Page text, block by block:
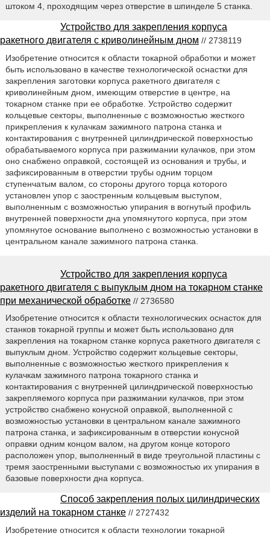
штоком 4, проходящим через отверстие в шпинделе 5 станка.
Устройство для закрепления корпуса
ракетного двигателя с криволинейным дном // 2738119
Изобретение относится к области токарной обработки и может
быть использовано в качестве технологической оснастки для
закрепления заготовки корпуса ракетного двигателя с
криволинейным дном, имеющим отверстие в центре, на
токарном станке при ее обработке. Устройство содержит
кольцевые секторы, выполненные с возможностью жесткого
прикрепления к кулачкам зажимного патрона станка и
контактирования с внутренней цилиндрической поверхностью
обрабатываемого корпуса при разжимании кулачков, при этом
оно снабжено оправкой, состоящей из основания и трубы, и
зафиксированным в отверстии трубы одним торцом
ступенчатым валом, со стороны другого торца которого
установлен упор с заостренным кольцевым выступом,
выполненным с возможностью упирания в вогнутый профиль
внутренней поверхности дна упомянутого корпуса, при этом
упомянутое основание выполнено с возможностью установки в
центральном канале зажимного патрона станка.
Устройство для закрепления корпуса
ракетного двигателя с выпуклым дном на токарном станке
при механической обработке // 2736580
Изобретение относится к области технологических оснасток для
станков токарной группы и может быть использовано для
закрепления на токарном станке корпуса ракетного двигателя с
выпуклым дном. Устройство содержит кольцевые секторы,
выполненные с возможностью жесткого прикрепления к
кулачкам зажимного патрона токарного станка и
контактирования с внутренней цилиндрической поверхностью
закрепляемого корпуса при разжимании кулачков, при этом
устройство снабжено конусной оправкой, выполненной с
возможностью установки в центральном канале зажимного
патрона станка, и зафиксированным в отверстии конусной
оправки одним концом валом, на другом конце которого
расположен упор, выполненный в виде треугольной пластины с
тремя заостренными выступами с возможностью их упирания в
базовые поверхности дна корпуса.
Способ закрепления полых цилиндрических
изделий на токарном станке // 2727432
Изобретение относится к области технологии токарной